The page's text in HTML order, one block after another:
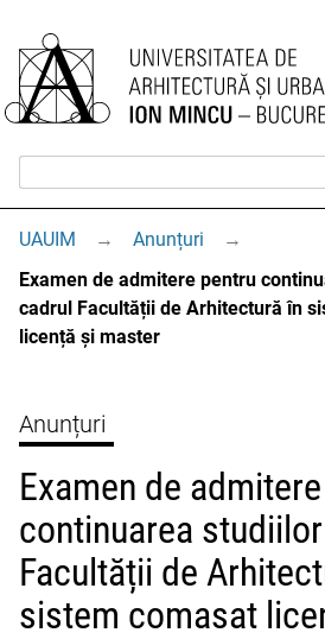
UAUIM → Anunțuri
→
Examen de admitere pentru
cadrul Facultății de Arhitectură în
licență și master
Anunțuri
Examen de
continuarea
Facultății de
sistem comasat